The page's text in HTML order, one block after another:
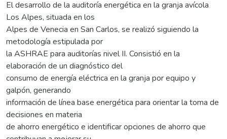
El desarrollo de la auditoría energética en la granja avícola
Los Alpes, situada en los
Alpes de Venecia en San Carlos, se realizó siguiendo la
metodología estipulada por
la ASHRAE para auditorías nivel II. Consistió en la
elaboración de un diagnóstico del
consumo de energía eléctrica en la granja por equipo y
galpón, generando
información de línea base energética para orientar la toma de
decisiones en materia
de ahorro energético e identificar opciones de ahorro que